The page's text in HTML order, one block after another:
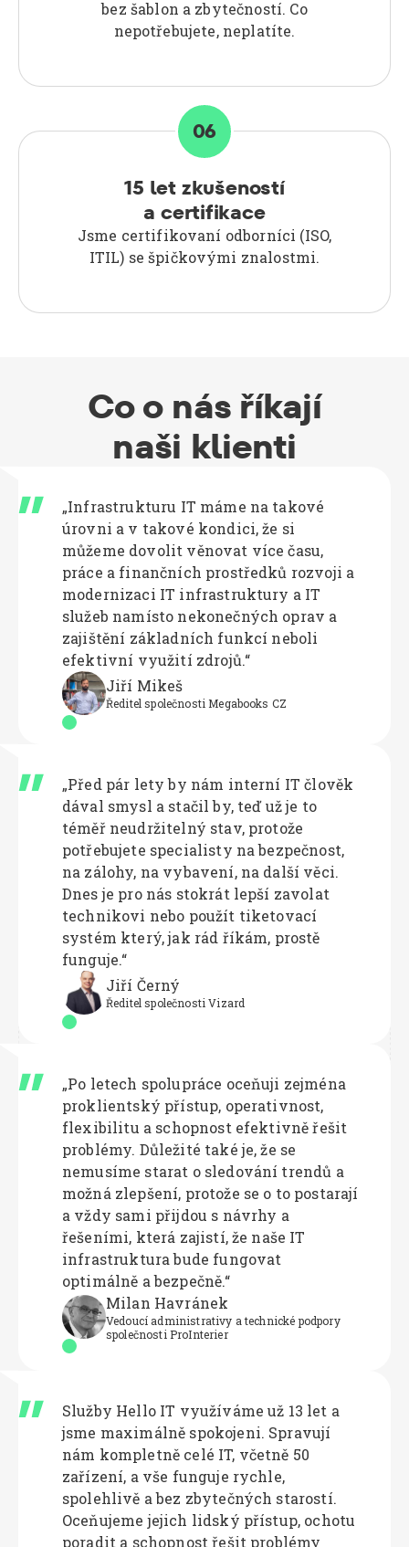
bez šablon a zbytečností. Co
nepotřebujete, neplatíte.
15 let zkušeností
a certifikace
Jsme certifikovaní odborníci (ISO,
ITIL) se špičkovými znalostmi.
06
Co o nás říkají
naši klienti
„Infrastrukturu IT máme na takové
úrovni a v takové kondici, že si
můžeme dovolit věnovat více času,
práce a finančních prostředků rozvoji a
modernizaci IT infrastruktury a IT
služeb namísto nekonečných oprav a
zajištění základních funkcí neboli
efektivní využití zdrojů.“
Jiří Mikeš
Ředitel společnosti Megabooks CZ
„Před pár lety by nám interní IT člověk
dával smysl a stačil by, teď už je to
téměř neudržitelný stav, protože
potřebujete specialisty na bezpečnost,
na zálohy, na vybavení, na další věci.
Dnes je pro nás stokrát lepší zavolat
technikovi nebo použít tiketovací
systém který, jak rád říkám, prostě
funguje.“
Jiří Černý
Ředitel společnosti Vizard
„Po letech spolupráce oceňuji zejména
proklientský přístup, operativnost,
flexibilitu a schopnost efektivně řešit
problémy. Důležité také je, že se
nemusíme starat o sledování trendů a
možná zlepšení, protože se o to postarají
a vždy sami přijdou s návrhy a
řešeními, která zajistí, že naše IT
infrastruktura bude fungovat
optimálně a bezpečně.“
Milan Havránek
Vedoucí administrativy a technické podpory
společnosti ProInterier
Služby Hello IT využíváme už 13 let a
jsme maximálně spokojeni. Spravují
nám kompletně celé IT, včetně 50
zařízení, a vše funguje rychle,
spolehlivě a bez zbytečných starostí.
Oceňujeme jejich lidský přístup, ochotu
poradit a schopnost řešit problémy